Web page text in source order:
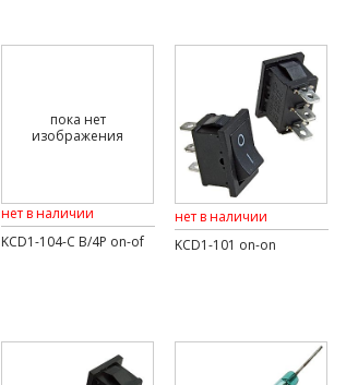
пока нет
изображения
нет в наличии
KCD1-104-C B/4P on-of
нет в наличии
KCD1-101 on-on